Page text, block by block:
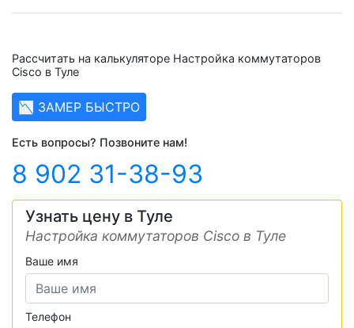
Рассчитать на калькуляторе Настройка коммутаторов
Cisco в Туле
📉 ЗАМЕР БЫСТРО
Есть вопросы? Позвоните нам!
8 902 31-38-93
Узнать цену в Туле
Настройка коммутаторов Cisco в Туле
Ваше имя
Телефон